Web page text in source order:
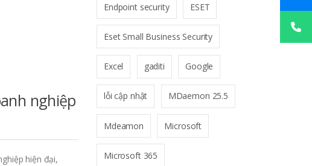
nghiệp
hiện đại,
Endpoint security ESET
Eset Small Business Security
Excel gaditi Google
lỗi cập nhật MDaemon 25.5
Mdeamon Microsoft
Microsoft 365